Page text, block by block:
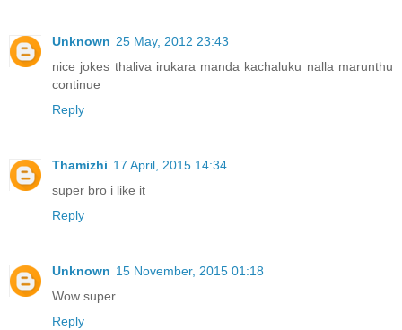
Unknown 25 May, 2012 23:43
nice jokes thaliva irukara manda kachaluku nalla marunthu
continue
Reply
Thamizhi 17 April, 2015 14:34
super bro i like it
Reply
Unknown 15 November, 2015 01:18
Wow super
Reply